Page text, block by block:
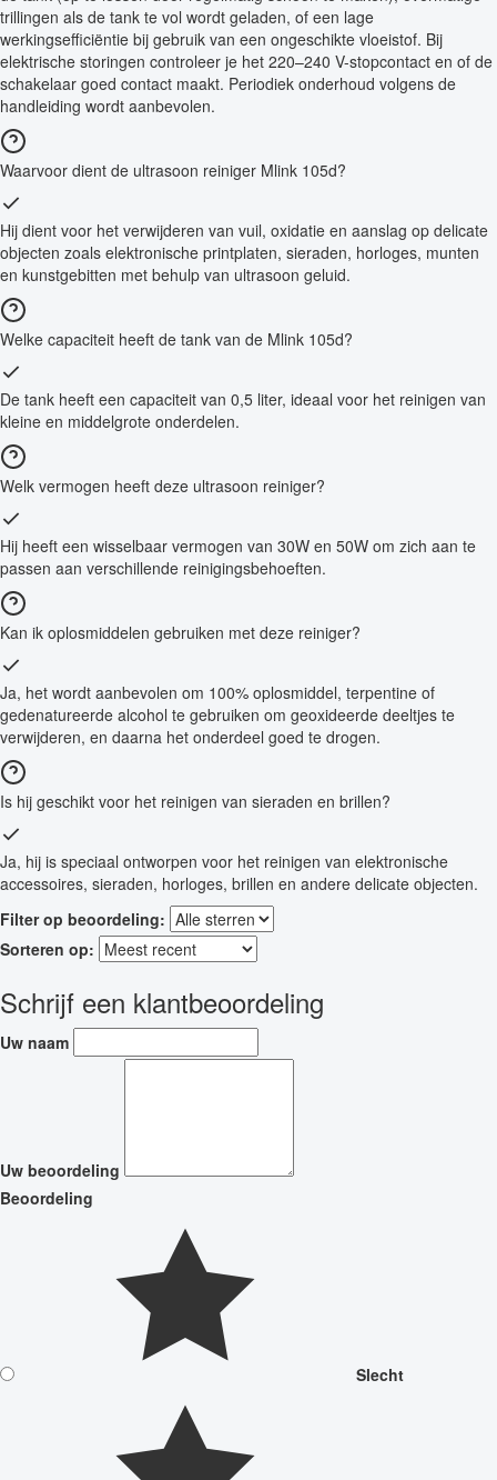
trillingen als de tank te vol wordt geladen, of een lage
werkingsefficiëntie bij gebruik van een ongeschikte vloeistof. Bij
elektrische storingen controleer je het 220–240 V-stopcontact en of de
schakelaar goed contact maakt. Periodiek onderhoud volgens de
handleiding wordt aanbevolen.
Waarvoor dient de ultrasoon reiniger Mlink 105d?
Hij dient voor het verwijderen van vuil, oxidatie en aanslag op delicate
objecten zoals elektronische printplaten, sieraden, horloges, munten
en kunstgebitten met behulp van ultrasoon geluid.
Welke capaciteit heeft de tank van de Mlink 105d?
De tank heeft een capaciteit van 0,5 liter, ideaal voor het reinigen van
kleine en middelgrote onderdelen.
Welk vermogen heeft deze ultrasoon reiniger?
Hij heeft een wisselbaar vermogen van 30W en 50W om zich aan te
passen aan verschillende reinigingsbehoeften.
Kan ik oplosmiddelen gebruiken met deze reiniger?
Ja, het wordt aanbevolen om 100% oplosmiddel, terpentine of
gedenatureerde alcohol te gebruiken om geoxideerde deeltjes te
verwijderen, en daarna het onderdeel goed te drogen.
Is hij geschikt voor het reinigen van sieraden en brillen?
Ja, hij is speciaal ontworpen voor het reinigen van elektronische
accessoires, sieraden, horloges, brillen en andere delicate objecten.
Filter op beoordeling:
Sorteren op:
Schrijf een klantbeoordeling
Uw naam
Uw beoordeling
Beoordeling
Slecht